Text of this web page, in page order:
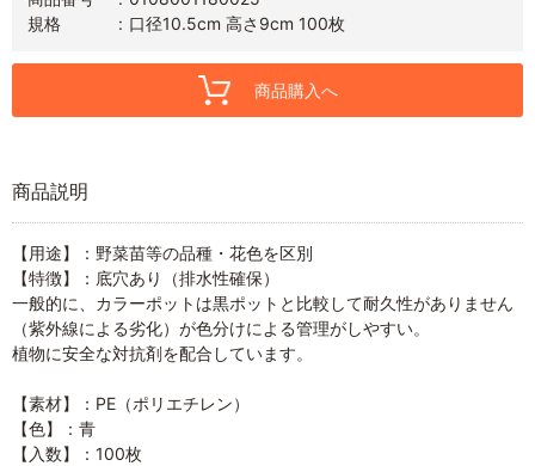
規格
口径10.5cm 高さ9cm 100枚
商品購入へ
商品説明
【用途】：野菜苗等の品種・花色を区別
【特徴】：底穴あり（排水性確保）
一般的に、カラーポットは黒ポットと比較して耐久性がありません
（紫外線による劣化）が色分けによる管理がしやすい。
植物に安全な対抗剤を配合しています。
【素材】：PE（ポリエチレン）
【色】：青
【入数】：100枚